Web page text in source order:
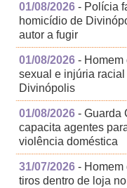
01/08/2026 - Polícia
homicídio de
autor a fugir
01/08/2026 - Homem
sexual e injúria
Divinópolis
01/08/2026 - Guarda
capacita agentes
violência doméstica
31/07/2026 - Homem
tiros dentro de loja